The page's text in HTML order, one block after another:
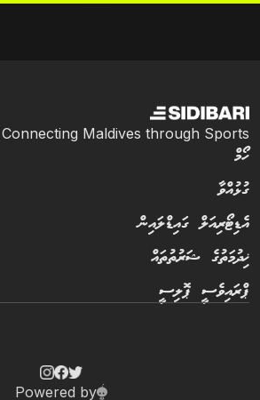
Connecting Maldives through Sports
ހޯމް
ގުޅުއްވާ
އެޑިޓޯރިއަލް ގައިޑްލައިން
ޚިދުމަތުގެ ޝަރުތުތައް
ޕްރައިވެސީ ޕޮލިސީ
Powered by